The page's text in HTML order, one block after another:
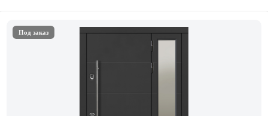
Под заказ